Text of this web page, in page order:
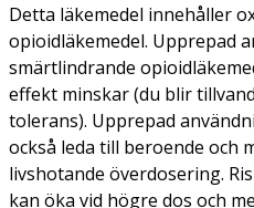
Detta läkemedel innehåller
opioidläkemedel. Upprepad
smärtlindrande
effekt minskar (du blir
tolerans). Upprepad
också leda till beroende och
livshotande överdosering.
kan öka vid högre dos och